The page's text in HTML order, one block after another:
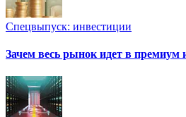
Спецвыпуск: инвестиции
Зачем весь рынок идет в премиум